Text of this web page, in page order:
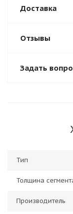
Доставка
Отзывы
Задать
Тип
Толщина
Производитель